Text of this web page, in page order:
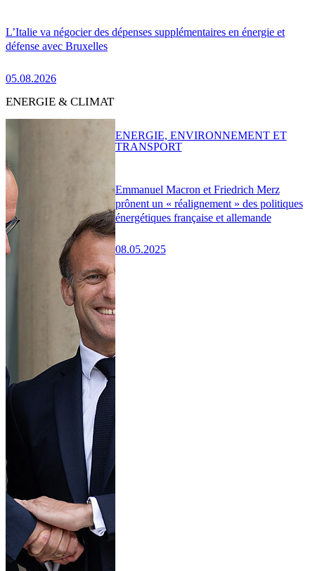
L’Italie va négocier des dépenses supplémentaires en énergie et
défense avec Bruxelles
05.08.2026
ENERGIE & CLIMAT
Emmanuel Macron et Friedrich Merz
prônent un « réalignement » des politiques
énergétiques française et allemande
08.05.2025
ENERGIE, ENVIRONNEMENT ET
TRANSPORT